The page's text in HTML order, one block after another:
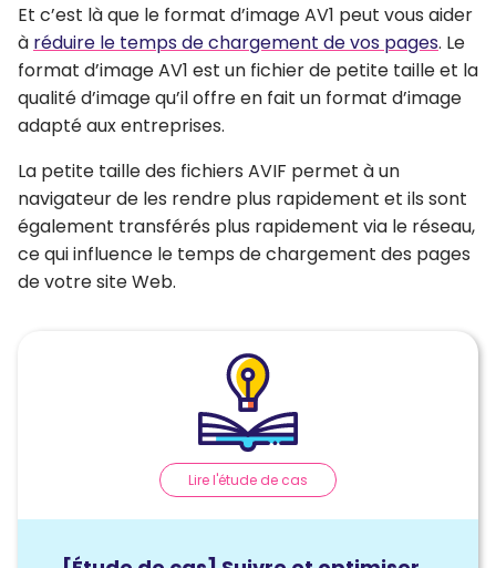
Et c’est là que le format d’image AV1 peut vous aider
à réduire le temps de chargement de vos pages. Le
format d’image AV1 est un fichier de petite taille et la
qualité d’image qu’il offre en fait un format d’image
adapté aux entreprises.
La petite taille des fichiers AVIF permet à un
navigateur de les rendre plus rapidement et ils sont
également transférés plus rapidement via le réseau,
ce qui influence le temps de chargement des pages
de votre site Web.
Lire l'étude de cas